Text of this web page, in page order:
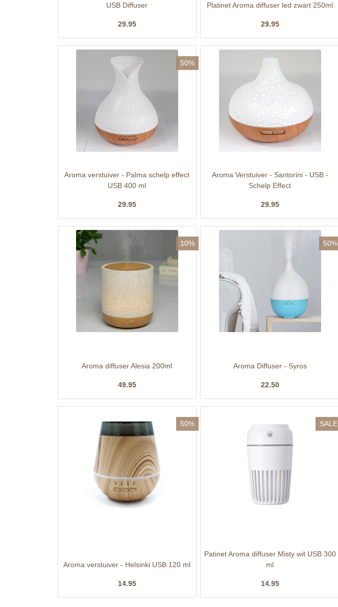
USB Diffuser
29.95
Platinet Aroma diffuser led zwart 250ml
29.95
50%
Aroma verstuiver - Palma schelp effect
USB 400 ml
29.95
Aroma Verstuiver - Santorini - USB -
Schelp Effect
29.95
10%
Aroma diffuser Alesia 200ml
49.95
50%
Aroma Diffuser - Syros
22.50
50%
Aroma verstuiver - Helsinki USB 120 ml
14.95
SALE
Patinet Aroma diffuser Misty wit USB 300
ml
14.95